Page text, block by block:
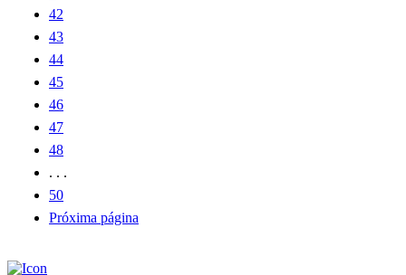
42
43
44
45
46
47
48
. . .
50
Próxima página